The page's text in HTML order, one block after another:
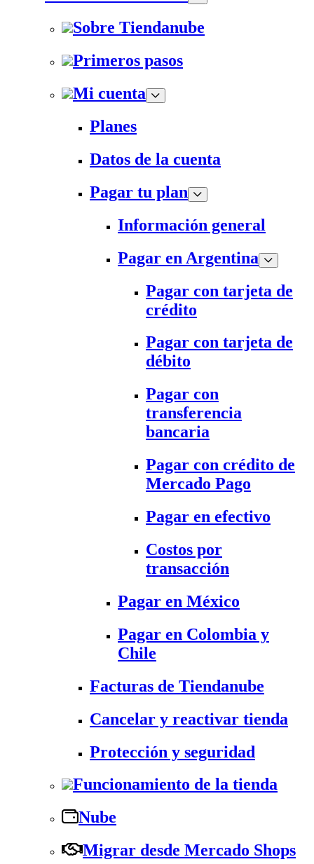
Sobre Tiendanube
Primeros pasos
Mi cuenta
Planes
Datos de la cuenta
Pagar tu plan
Información general
Pagar en Argentina
Pagar con tarjeta de
crédito
Pagar con tarjeta de
débito
Pagar con
transferencia
bancaria
Pagar con crédito de
Mercado Pago
Pagar en efectivo
Costos por
transacción
Pagar en México
Pagar en Colombia y
Chile
Facturas de Tiendanube
Cancelar y reactivar tienda
Protección y seguridad
Funcionamiento de la tienda
Nube
Migrar desde Mercado Shops